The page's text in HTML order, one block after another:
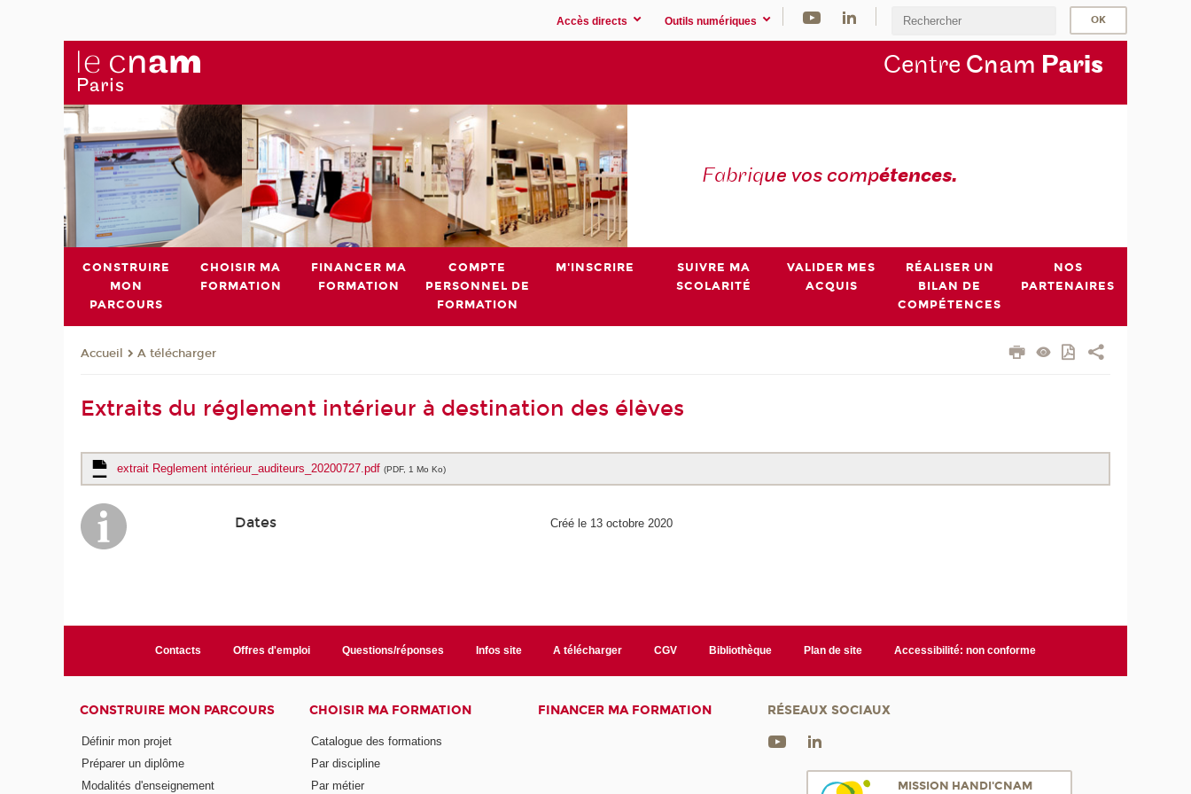
Accès directs Outils numériques
Centre Cnam Paris
Fabrique vos compétences.
CONSTRUIRE
MON
PARCOURS
CHOISIR MA
FORMATION
FINANCER MA
FORMATION
COMPTE
PERSONNEL DE
FORMATION
M'INSCRIRE
SUIVRE MA
SCOLARITÉ
VALIDER MES
ACQUIS
RÉALISER UN
BILAN DE
COMPÉTENCES
NOS
PARTENAIRES
Accueil A télécharger
Extraits du réglement intérieur à destination des élèves
extrait Reglement intérieur_auditeurs_20200727.pdf(PDF, 1 Mo Ko)
Dates Créé le 13 octobre 2020
Contacts Offres d'emploi Questions/réponses Infos site A télécharger CGV Bibliothèque Plan de site Accessibilité: non conforme
CONSTRUIRE MON PARCOURS
Définir mon projet
Préparer un diplôme
Modalités d'enseignement
CHOISIR MA FORMATION
Catalogue des formations
Par discipline
Par métier
FINANCER MA FORMATION RÉSEAUX SOCIAUX
MISSION HANDI'CNAM